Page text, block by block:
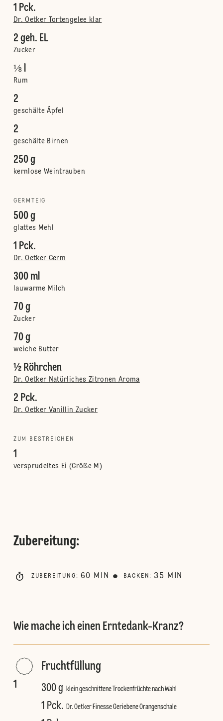
1 Pck.
Dr. Oetker Tortengelee klar
2 geh. EL
Zucker
⅛ l
Rum
2
geschälte Äpfel
2
geschälte Birnen
250 g
kernlose Weintrauben
GERMTEIG
500 g
glattes Mehl
1 Pck.
Dr. Oetker Germ
300 ml
lauwarme Milch
70 g
Zucker
70 g
weiche Butter
½ Röhrchen
Dr. Oetker Natürliches Zitronen Aroma
2 Pck.
Dr. Oetker Vanillin Zucker
ZUM BESTREICHEN
1
versprudeltes Ei (Größe M)
Zubereitung:
ZUBEREITUNG : 60 MIN BACKEN : 35 MIN
Wie mache ich einen Erntedank-Kranz?
1
Fruchtfüllung
300 g klein geschnittene Trockenfrüchte nach Wahl
1 Pck. Dr. Oetker Finesse Geriebene Orangenschale